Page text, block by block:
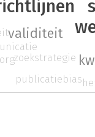
validiteit
zoekstrategie
publicatiebias